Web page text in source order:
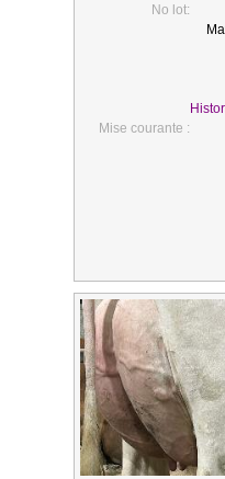
No lot:
Mise courante :